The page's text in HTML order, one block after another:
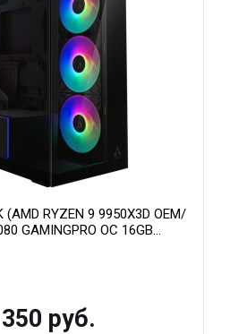
RYZEN 9 9950X3D OEM/
GAMINGPRO OC 16GB
960 ГБ SSD)
руб.